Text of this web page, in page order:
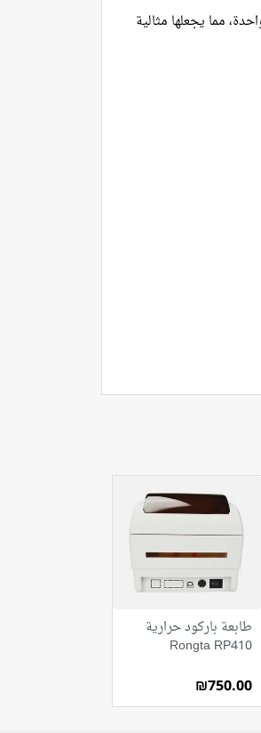
على شحنة واحدة، مما يجعلها مثالية
طابعة باركود حرارية
Rongta RP410
₪750.00